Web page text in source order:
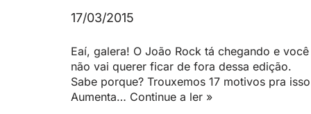
17/03/2015
Eaí, galera! O João Rock tá chegando e você
não vai querer ficar de fora dessa edição.
Sabe porque? Trouxemos 17 motivos pra
Aumenta… Continue a ler »